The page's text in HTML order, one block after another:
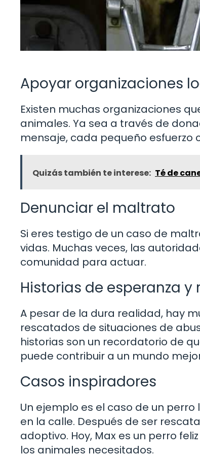
Apoyar organizaciones
Existen muchas organizaciones
animales. Ya sea a través de
mensaje, cada pequeño esfuerzo
Quizás también te interese: Té de
Denunciar el maltrato
Si eres testigo de un caso de
vidas. Muchas veces, las
comunidad para actuar.
Historias de esperanza
A pesar de la dura realidad, hay
rescatados de situaciones de
historias son un recordatorio de
puede contribuir a un mundo
Casos inspiradores
Un ejemplo es el caso de un
en la calle. Después de ser
adoptivo. Hoy, Max es un perro
los animales necesitados.